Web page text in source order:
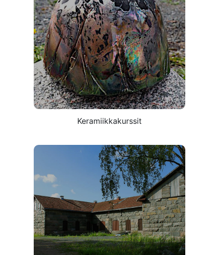
Keramiikkakurssit
23.6.-9.7.2025
Tästä
Keramiikkakurssit
Maalauskurssi
30.6.-5.7.2025
Tästä